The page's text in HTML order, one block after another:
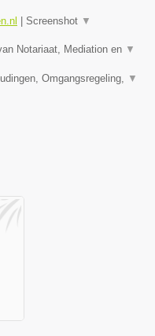
Screenshot ▼
Notariaat, Mediation en ▼
Omgangsregeling, ▼